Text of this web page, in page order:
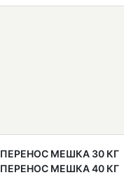
ПЕРЕНОС МЕШКА 30 КГ
ПЕРЕНОС МЕШКА 40 КГ